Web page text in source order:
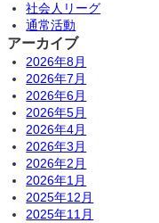
社会人リーグ
通常活動
アーカイブ
2026年8月
2026年7月
2026年6月
2026年5月
2026年4月
2026年3月
2026年2月
2026年1月
2025年12月
2025年11月